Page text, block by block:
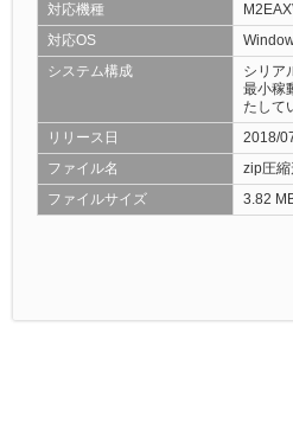
対応機種
対応OS
システム構成
シリア
最小稼
たして
リリース日
2018/
ファイル名
zip圧
ファイルサイズ
3.82